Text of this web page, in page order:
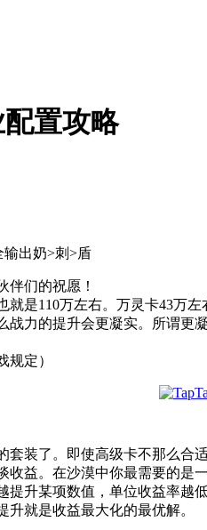
置攻略
出奶>刺>盾
伴们的祝愿！
就是110万左右。万灵卡43
力的提升会更凝实。所谓
规定）
套装了。即使高级卡不那么
益。在沙漠中你最需要的是
提升某项数值，单位收益率
就是收益最大化的最优解。